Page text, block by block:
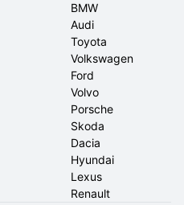
BMW
Audi
Toyota
Volkswagen
Ford
Volvo
Porsche
Skoda
Dacia
Hyundai
Lexus
Renault